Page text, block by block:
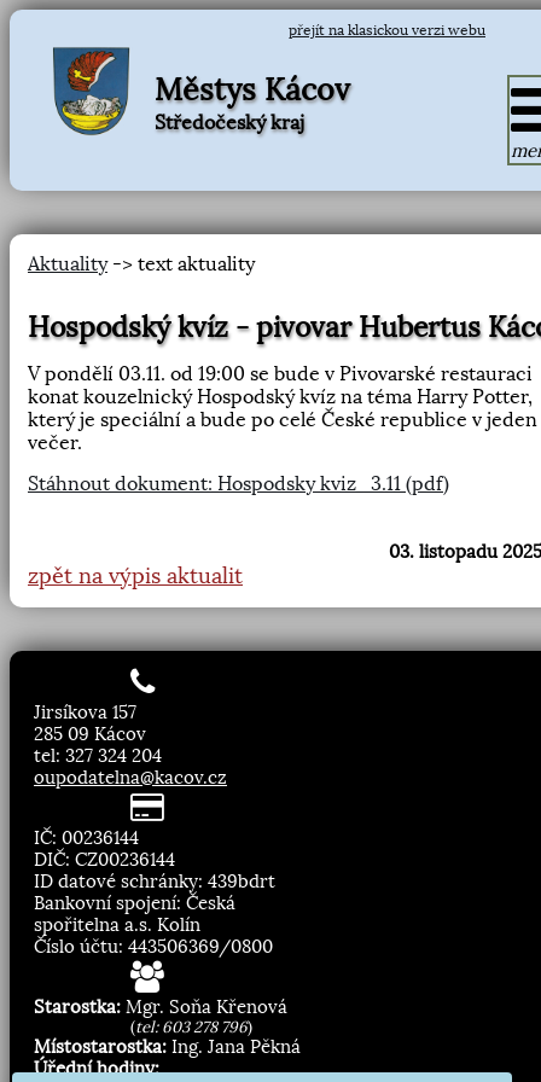
přejít na klasickou verzi webu
Městys Kácov
Středočeský kraj
Aktuality-> text aktuality
Hospodský kvíz - pivovar Hubertus
V pondělí 03.11. od 19:00 se bude v Pivovarské restauraci
konat kouzelnický Hospodský kvíz na téma Harry Potter,
který je speciální a bude po celé České republice v jeden
večer.
Stáhnout dokument: Hospodsky kviz_3.11 (pdf)
03. listopadu
zpět na výpis aktualit
Jirsíkova 157
285 09 Kácov
tel: 327 324 204
oupodatelna@kacov.cz
IČ: 00236144
DIČ: CZ00236144
ID datové schránky: 439bdrt
Bankovní spojení: Česká
spořitelna a.s. Kolín
Číslo účtu: 443506369/0800
Starostka: Mgr. Soňa Křenová
(tel: 603 278 796)
Místostarostka: Ing. Jana Pěkná
Úřední hodiny: